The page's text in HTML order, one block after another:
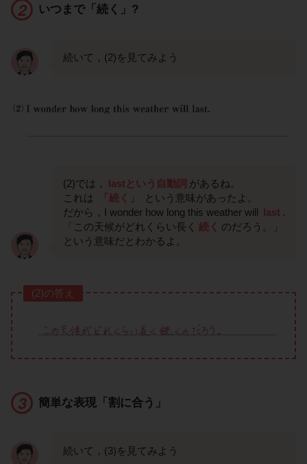
いつまで「続く」?
続いて，(2)を見てみよう
(2)では， lastという自動詞 があるね。
これは
「続く」
という意味があったよ。
だから，I wonder how long this weather will last .
「この天候がどれくらい長く 続く のだろう。」
という意味だとわかるよ。
(2)の答え
簡単な表現「割に合う」
続いて，(3)を見てみよう